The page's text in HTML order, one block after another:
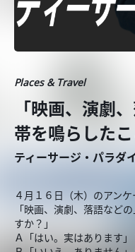
Places & Travel
「映画、演劇
帯を鳴らした
ティーサージ・パラダ
４月１６日（木）のアン
「映画、演劇、落語など
すか？」
Ａ「はい。実はあります